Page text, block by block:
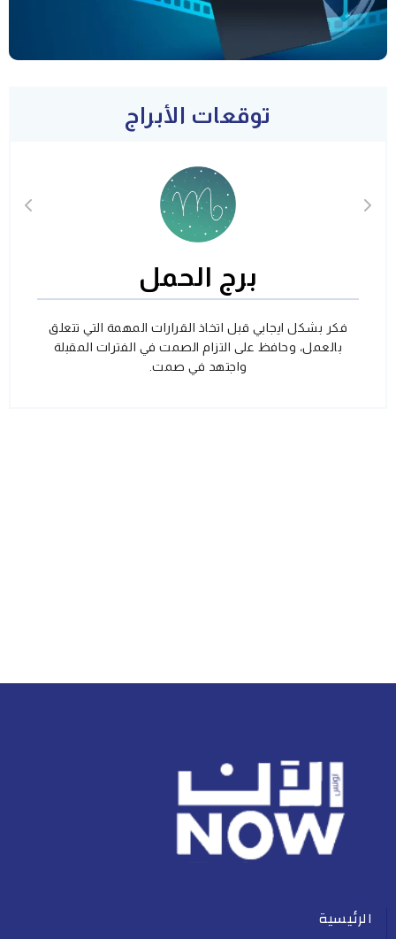
توقعات الأبراج
برج الحمل
فكر بشكل ايجابي قبل اتخاذ القرارات المهمة التي تتعلق
بالعمل، وحافظ على التزام الصمت في الفترات المقبلة
واجتهد في صمت.
الرئيسية